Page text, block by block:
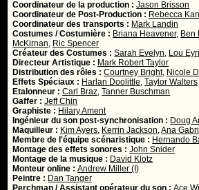
Coordinateur de la production :Jason Brisson
Coordinateur de Post-Production : Rebecca
Coordinateur des transports : Mark Landin
Costumes / Costumière : Briana Heavener, Ben
McKirnan, Ric Spencer
Créateur des Costumes :Sarah Evelyn, Lou
Directeur Artistique : Mark Robert Taylor
Distribution des rôles :Courtney Bright, Nicole
Effets Spéciaux : Harlan Doolittle,Taylor Walters
Etalonneur :Carl Braz,Tanner Buschman
Gaffer :Jeff Chin
Graphiste : Hilary Ament
Ingénieur du son post-synchronisation : Doug
Maquilleur : Kim Ayers, Kerrin Jackson,Ana
Membre de l'équipe scénaristique : Hernando
Montage des effets sonores :John Snider
Montage de la musique : David Klotz
Monteur online :Andrew Miller (I)
Peintre : Dan Tanger
Perchman / Assistant opérateur du son :Ace